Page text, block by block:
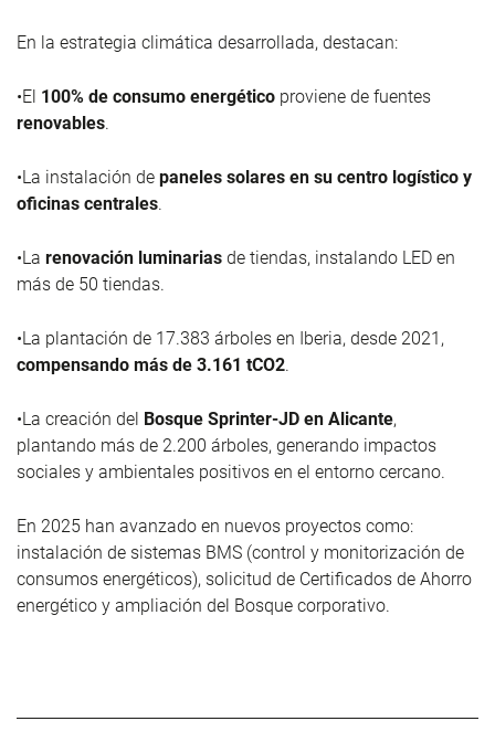
En la estrategia climática desarrollada, destacan:
•El 100% de consumo energético proviene de fuentes
renovables.
•La instalación de paneles solares en su centro logístico y
oficinas centrales.
•La renovación luminarias de tiendas, instalando LED en
más de 50 tiendas.
•La plantación de 17.383 árboles en Iberia, desde 2021,
compensando más de 3.161 tCO2.
•La creación del Bosque Sprinter-JD en Alicante,
plantando más de 2.200 árboles, generando impactos
sociales y ambientales positivos en el entorno cercano.
En 2025 han avanzado en nuevos proyectos como:
instalación de sistemas BMS (control y monitorización de
consumos energéticos), solicitud de Certificados de Ahorro
energético y ampliación del Bosque corporativo.